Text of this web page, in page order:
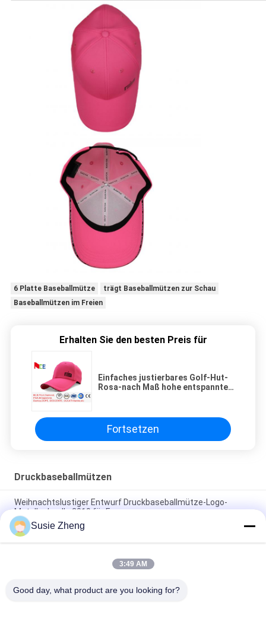
6 Platte Baseballmütze
trägt Baseballmützen zur Schau
Baseballmützen im Freien
Erhalten Sie den besten Preis für
Einfaches justierbares Golf-Hut-
Rosa-nach Maß hohe entspannte
Fortsetzen
Druckbaseballmützen
Weihnachtslustiger Entwurf Druckbaseballmütze-Logo-
Metallschnalle 2019 für Frauen
Kundenspezifische 6 Platten-Muster-Sport-Baseballmütze
kurvte die konstruierte Rand-Baumwolle 100%
Kappengolfsport-Hutkappen der Baseballmütze des
Susie Zheng
3:49 AM
Good day, what product are you looking for?